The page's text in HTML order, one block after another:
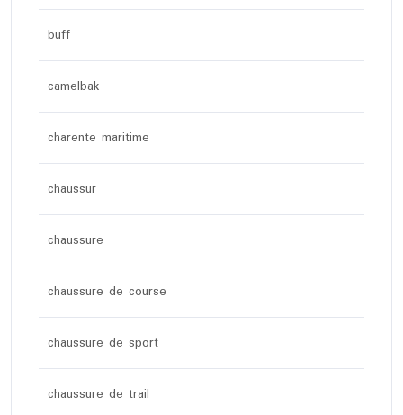
buff
camelbak
charente maritime
chaussur
chaussure
chaussure de course
chaussure de sport
chaussure de trail